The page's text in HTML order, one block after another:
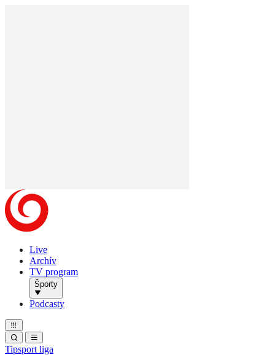
Live
Archív
TV program
Športy
Podcasty
Tipsport liga